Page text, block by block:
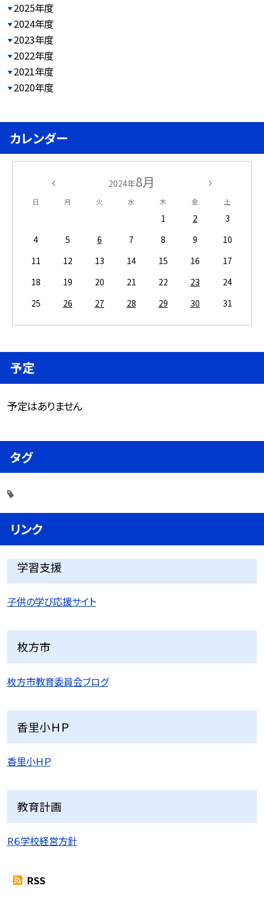
2025年度
2024年度
2023年度
2022年度
2021年度
2020年度
カレンダー
2024年8月
日 月 火 水 木 金 土
1 2
3
4
5 6 7 8 9
10
11
12 13 14 15 16
17
18
19 20 21 22 23
24
25
26 27 28 29 30 31
予定
予定はありません
タグ
リンク
学習支援
子供の学び応援サイト
枚方市
枚方市教育委員会ブログ
香里小ＨＰ
香里小ＨＰ
教育計画
R６学校経営方針
RSS